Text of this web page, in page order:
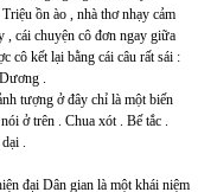
ồn ào , nhà thơ nhạy cảm
, cái chuyện cô đơn ngay giữa
cô kết lại bằng cái câu rất sái :
.
tượng ở đây chỉ là một biến
ở trên . Chua xót . Bế tắc .
.
đại Dân gian là một khái niệm